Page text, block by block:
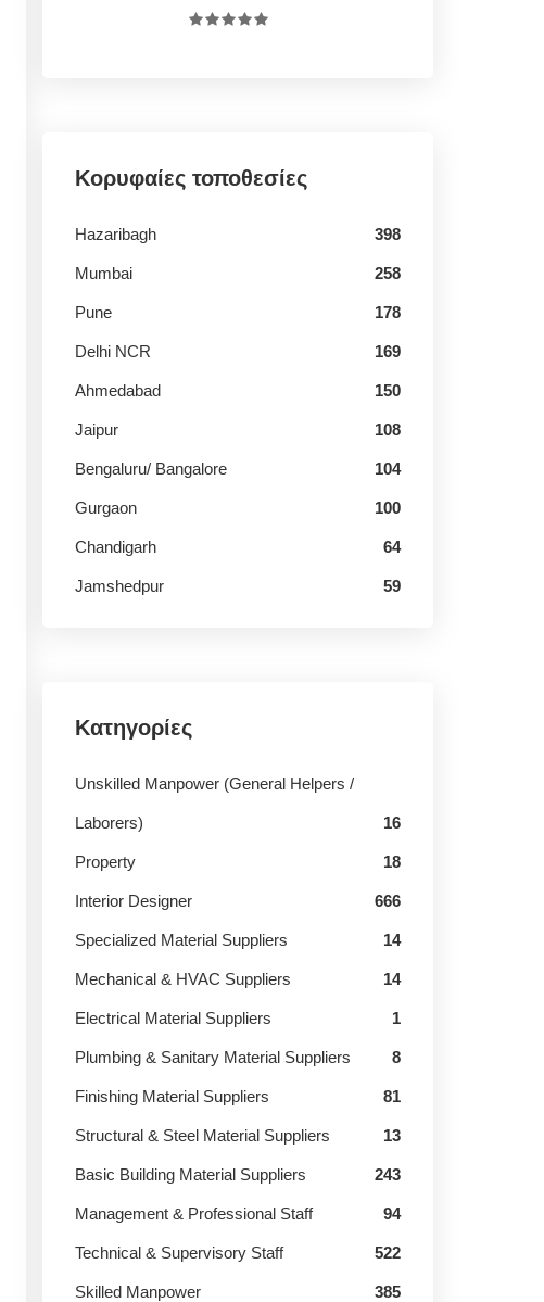
Κορυφαίες τοποθεσίες
Hazaribagh 398
Mumbai 258
Pune 178
Delhi NCR 169
Ahmedabad 150
Jaipur 108
Bengaluru/ Bangalore 104
Gurgaon 100
Chandigarh 64
Jamshedpur 59
Κατηγορίες
Unskilled Manpower (General Helpers /
Laborers) 16
Property 18
Interior Designer 666
Specialized Material Suppliers 14
Mechanical & HVAC Suppliers 14
Electrical Material Suppliers 1
Plumbing & Sanitary Material Suppliers 8
Finishing Material Suppliers 81
Structural & Steel Material Suppliers 13
Basic Building Material Suppliers 243
Management & Professional Staff 94
Technical & Supervisory Staff 522
Skilled Manpower 385